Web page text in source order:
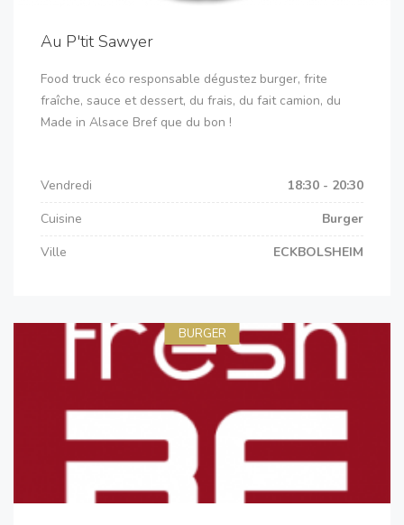
Au P'tit Sawyer
Food truck éco responsable dégustez burger, frite
fraîche, sauce et dessert, du frais, du fait camion, du
Made in Alsace Bref que du bon !
Vendredi
18:30 - 20:30
Cuisine
Burger
Ville
ECKBOLSHEIM
BURGER